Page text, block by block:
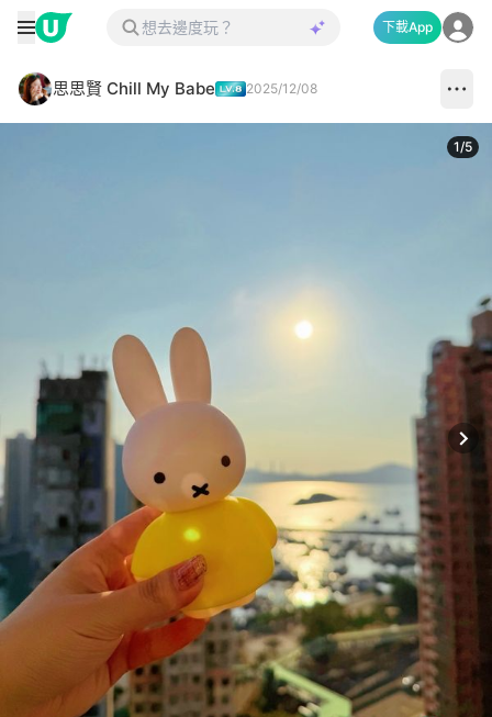
下載App
思思賢 Chill My Babe 2025/12/08
1/5